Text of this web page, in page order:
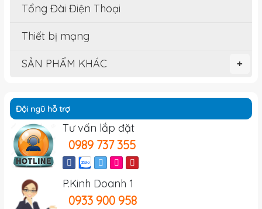
Tổng Đài Điện Thoại
Thiết bị mạng
+
SẢN PHẨM KHÁC
Đội ngũ hỗ trợ
Tư vấn lắp đặt
0989 737 355
P.Kinh Doanh 1
0933 900 958